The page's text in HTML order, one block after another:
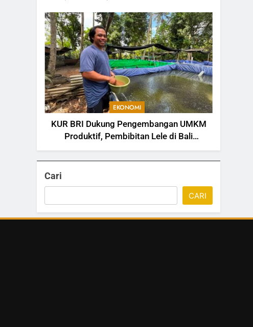
Nasabah
EKONOMI
KUR BRI Dukung Pengembangan UMKM
Produktif, Pembibitan Lele di Bali
Tingkatkan Kapasitas Produksi
Cari
CARI